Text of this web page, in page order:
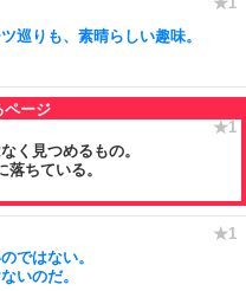
巡りも、素晴らしい趣味。
く見つめるもの。
ちている。
ではない。
いのだ。